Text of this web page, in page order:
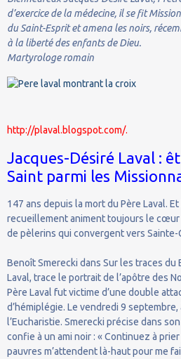
d’exercice de la médecine, il se fit
du Saint-Esprit et amena les noirs,
à la liberté des enfants de Dieu.
Martyrologe romain
http://plaval.blogspot.com/.
Jacques-Désiré Laval :
Saint parmi les
147 ans depuis la mort du Père Laval.
recueillement animent toujours le
de pèlerins qui convergent vers Sainte-
Benoît Smerecki dans Sur les traces
Laval, trace le portrait de l’apôtre des
Père Laval fut victime d’une double
d’hémiplégie. Le vendredi 9
l’Eucharistie. Smerecki précise dans
confie à un ami noir : « Continuez à
pauvres m’attendent là-haut pour me